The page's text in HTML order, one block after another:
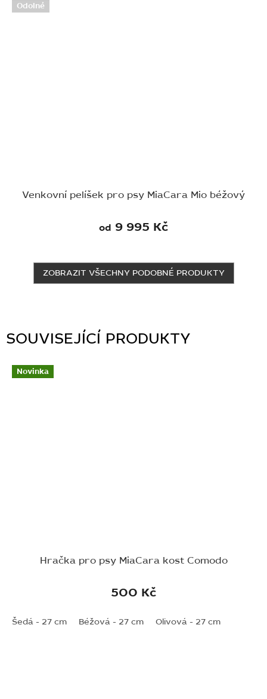
SOUVISEJÍCÍ PRODUKTY
Novinka
Hračka pro psy MiaCara kost Comodo
500 Kč
Šedá - 27 cm Béžová - 27 cm Olivová - 27 cm
Odolné
Venkovní pelíšek pro psy MiaCara Mio béžový
od 9 995 Kč
ZOBRAZIT VŠECHNY PODOBNÉ PRODUKTY